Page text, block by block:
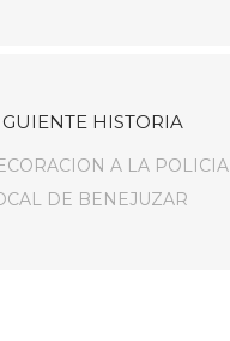
HISTORIA
A LA POLICIA
DE BENEJUZAR